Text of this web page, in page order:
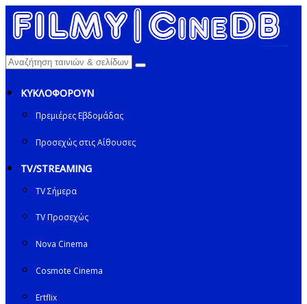
ΚΥΚΛΟΦΟΡΟΥΝ
Πρεμιέρες Εβδομάδας
Προσεχώς στις Αίθουσες
TV/STREAMING
TV Σήμερα
TV Προσεχώς
Nova Cinema
Cosmote Cinema
Ertflix